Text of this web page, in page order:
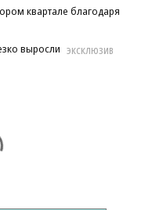
квартале благодаря
выросли ЭКСКЛЮЗИВ